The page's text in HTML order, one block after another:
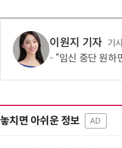
이원지 기자 기
“임신 중단 원하면 태아 심장
놓치면 아쉬운 정보 AD